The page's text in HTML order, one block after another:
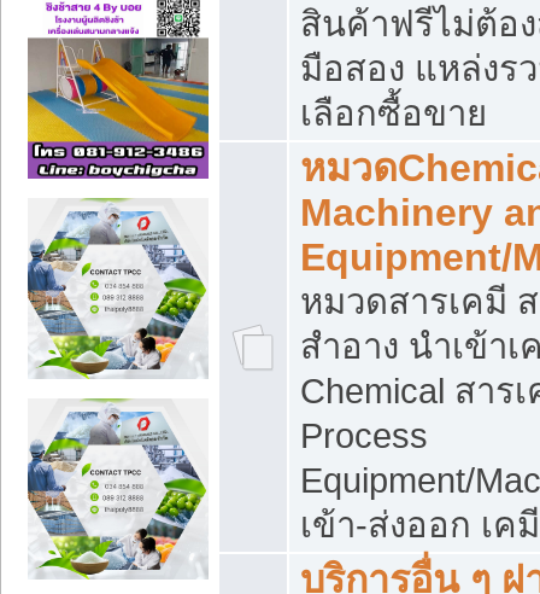
สินค้าฟรีไม่ต้อ
มือสอง แหล่งร
เลือกซื้อขาย
หมวด
Machinery
Equipment/
หมวดสารเคมี
สำอาง นำเข้
Chemical สาร
Process
Equipment/
เข้า-ส่งออก เ
บริการอื่น ๆ